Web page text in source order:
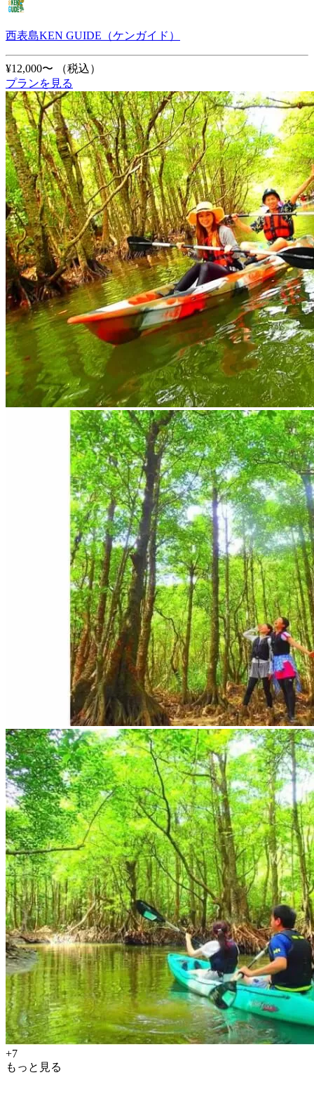
西表島KEN GUIDE（ケンガイド）
¥12,000〜
（税込）
プランを見る
+7
もっと見る